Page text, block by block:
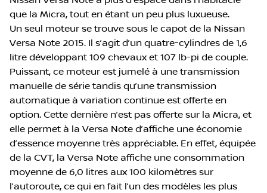
que la Micra, tout en étant un peu plus luxueuse.
Un seul moteur se trouve sous le capot de la Nissan
Versa Note 2015. Il s’agit d’un quatre-cylindres de 1,6
litre développant 109 chevaux et 107 lb-pi de couple.
Puissant, ce moteur est jumelé à une transmission
manuelle de série tandis qu’une transmission
automatique à variation continue est offerte en
option. Cette dernière n’est pas offerte sur la Micra, et
elle permet à la Versa Note d’affiche une économie
d’essence moyenne très appréciable. En effet, équipée
de la CVT, la Versa Note affiche une consommation
moyenne de 6,0 litres aux 100 kilomètres sur
l’autoroute, ce qui en fait l’un des modèles les plus